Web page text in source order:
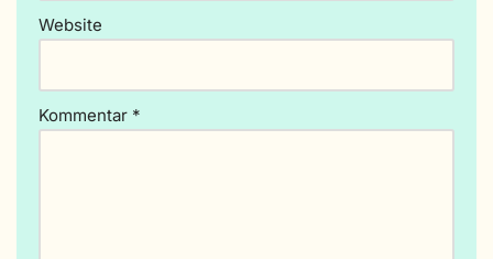
Website
Kommentar *